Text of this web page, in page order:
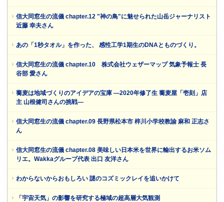
信大同窓生の流儀 chapter.12 "神の鳥"に魅せられた山岳ジャーナリスト
近藤 幸夫さん
あの「1秒タオル」を作った、 感性工学1期生のDNAとものづくり。
信大同窓生の流儀 chapter.10 株式会社ウェザーマップ 気象予報士 長
谷部 愛さん
蕎麦は地域づくりのアイデアの宝庫 ―2020年修了生 蕎麦屋「壱刻」店
主 山根健司さんの挑戦―
信大同窓生の流儀 chapter.09 長野県松本市 梓川小学校教諭 麻和 正志さ
ん
信大同窓生の流儀 chapter.08 美味しい日本米を世界に輸出するお米ソム
リエ。Wakkaグループ代表 出口 友洋さん
わからないからおもしろい 謎のコズミックレイを追いかけて
「宇宙天気」の影響を研究する極域の超高層大気観測